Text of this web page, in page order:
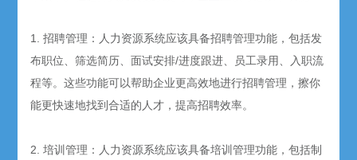
1. 招聘管理：人力资源系统应该具备招聘管理功能，包括发
布职位、筛选简历、面试安排/进度跟进、员工录用、入职流
程等。这些功能可以帮助企业更高效地进行招聘管理，擦你
能更快速地找到合适的人才，提高招聘效率。
2. 培训管理：人力资源系统应该具备培训管理功能，包括制